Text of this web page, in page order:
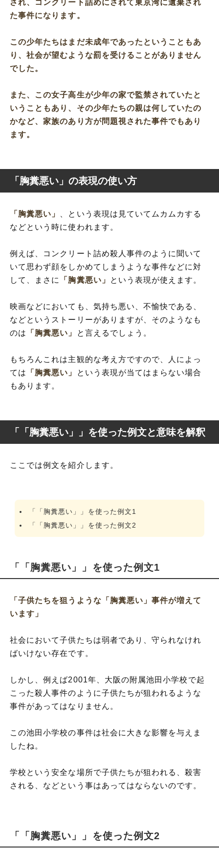
され、コンクリート詰めにされて東京湾に遺棄され
た事件になります。
この少年たちはまだ未成年であったということもあ
り、社会が望むような罰を受けることがありません
でした。
また、この女子高生が少年の家で監禁されていたと
いうこともあり、その少年たちの親は何していたの
かなど、家族のあり方が問題視された事件でもあり
ます。
「胸糞悪い」の表現の使い方
「胸糞悪い」
、という表現は見ていてムカムカする
などという時に使われます。
例えば、コンクリート詰め殺人事件のように聞いて
いて思わず顔をしかめてしまうような事件などに対
して、まさに
「胸糞悪い」 という表現が使えます。
映画などにおいても、気持ち悪い、不愉快である、
などというストーリーがありますが、そのようなも
のは
「胸糞悪い」 と言えるでしょう。
もちろんこれは主観的な考え方ですので、人によっ
ては
「胸糞悪い」
という表現が当てはまらない場合
もあります。
「「胸糞悪い」」を使った例文と意味を解釈
ここでは例文を紹介します。
「「胸糞悪い」」を使った例文1
「「胸糞悪い」」を使った例文2
「「胸糞悪い」」を使った例文1
「子供たちを狙うような 「胸糞悪い」事件が増えて
います」
社会において子供たちは弱者であり、守られなけれ
ばいけない存在です。
しかし、例えば2001年、大阪の附属池田小学校で起
こった殺人事件のように子供たちが狙われるような
事件があってはなりません。
この池田小学校の事件は社会に大きな影響を与えま
したね。
学校という安全な場所で子供たちが狙われる、殺害
される、などという事はあってはならないのです。
「「胸糞悪い」」を使った例文2